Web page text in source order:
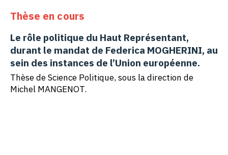
Thèse en cours
Le rôle politique du Haut Représentant,
durant le mandat de Federica MOGHERINI, au
sein des instances de l’Union européenne.
Thèse de Science Politique, sous la direction de
Michel MANGENOT.